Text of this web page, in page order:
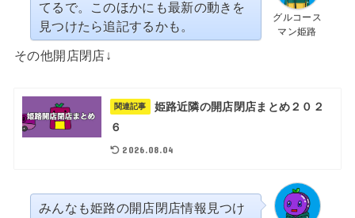
グルコース
マン姫路
てるで。このほかにも最新の動きを
見つけたら追記するかも。
その他開店閉店↓
関連記事
姫路近隣の開店閉店まとめ２０２
６
2026.08.04
みんなも姫路の開店閉店情報見つけ